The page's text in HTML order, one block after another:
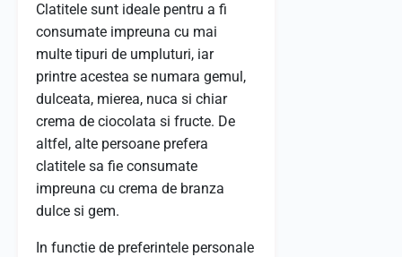
Clatitele sunt ideale pentru a fi
consumate impreuna cu mai
multe tipuri de umpluturi, iar
printre acestea se numara gemul,
dulceata, mierea, nuca si chiar
crema de ciocolata si fructe. De
altfel, alte persoane prefera
clatitele sa fie consumate
impreuna cu crema de branza
dulce si gem.
In functie de preferintele personale